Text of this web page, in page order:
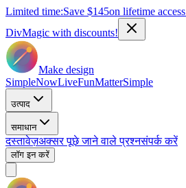
Limited time:Save $145on lifetime access
DivMagic with discounts!
Make design
SimpleNowLiveFunMatterSimple
उत्पाद
समाधान
दस्तावेज़अक्सर पूछे जाने वाले प्रश्नसंपर्क करें
लॉग इन करें